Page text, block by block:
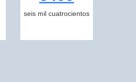
seis mil cuatrocientos